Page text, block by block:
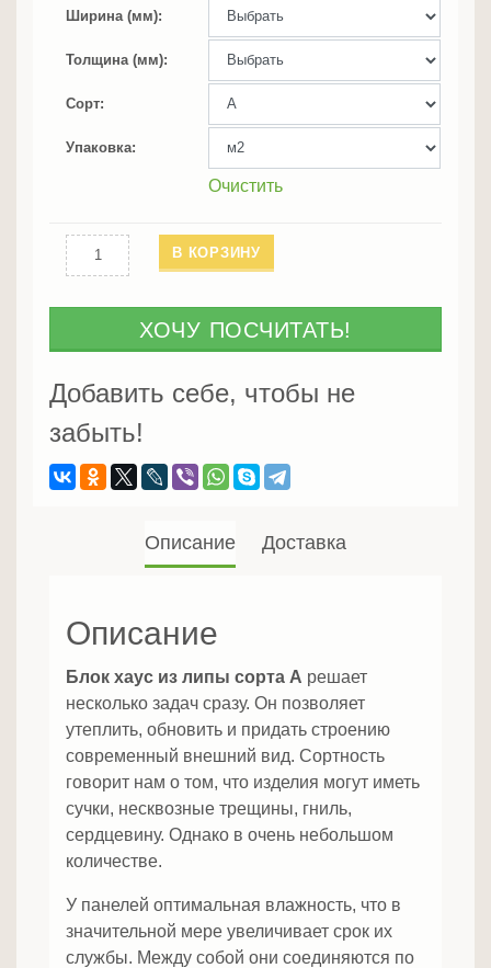
Ширина (мм)
Толщина (мм)
Сорт
Упаковка
Очистить
Количество
Блок
липы
В КОРЗИНУ
ХОЧУ ПОСЧИТАТЬ!
Добавить себе, чтобы не
забыть!
Описание Доставка
Описание
Блок хаус из липы сорта А решает
несколько задач сразу. Он позволяет
утеплить, обновить и придать строению
современный внешний вид. Сортность
говорит нам о том, что изделия могут иметь
сучки, несквозные трещины, гниль,
сердцевину. Однако в очень небольшом
количестве.
У панелей оптимальная влажность, что в
значительной мере увеличивает срок их
службы. Между собой они соединяются по